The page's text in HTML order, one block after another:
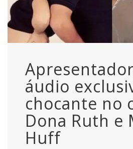
áudio
chocante no
Dona Ruth e
Huff